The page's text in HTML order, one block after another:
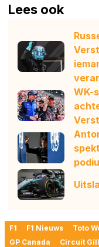
Lees ook
WK-
F1 F1 Nieuws Toto
GP Canada
Circuit